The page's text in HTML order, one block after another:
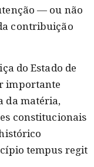
— ou não
contribuição
do Estado de
importante
da matéria,
constitucionais
tempus regit